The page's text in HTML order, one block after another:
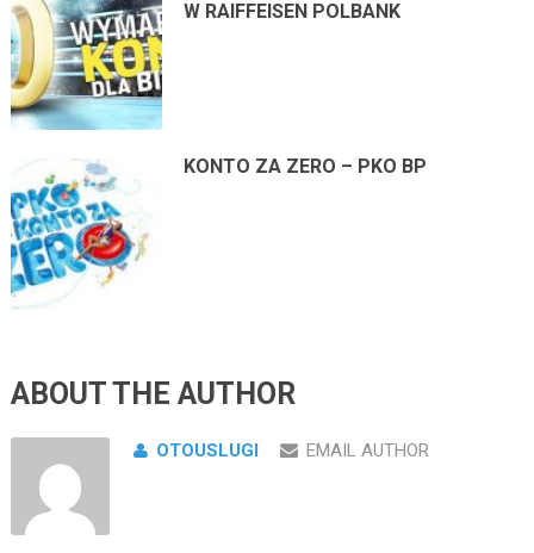
W RAIFFEISEN POLBANK
KONTO ZA ZERO – PKO BP
ABOUT THE AUTHOR
OTOUSLUGI EMAIL AUTHOR